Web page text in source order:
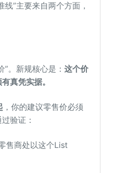
”主要来自两个方面，
”。新规核心是：这个价
真凭实据。
，你的建议零售价必须
验证：
售商处以这个List